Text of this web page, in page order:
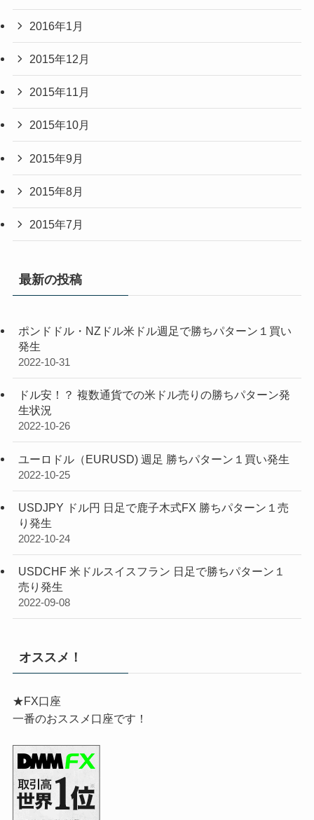
2016年1月
2015年12月
2015年11月
2015年10月
2015年9月
2015年8月
2015年7月
最新の投稿
ポンドドル・NZドル米ドル週足で勝ちパターン１買い
発生
2022-10-31
ドル安！？ 複数通貨での米ドル売りの勝ちパターン発
生状況
2022-10-26
ユーロドル（EURUSD) 週足 勝ちパターン１買い発生
2022-10-25
USDJPY ドル円 日足で鹿子木式FX 勝ちパターン１売
り発生
2022-10-24
USDCHF 米ドルスイスフラン 日足で勝ちパターン１
売り発生
2022-09-08
オススメ！
★FX口座
一番のおススメ口座です！